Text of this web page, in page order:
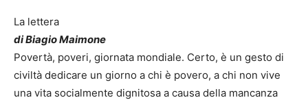
La lettera
di Biagio Maimone
Povertà, poveri, giornata mondiale. Certo, è un gesto di
civiltà dedicare un giorno a chi è povero, a chi non vive
una vita socialmente dignitosa a causa della mancanza